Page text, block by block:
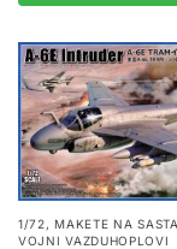
1/72,MAKETE NA
VOJNI VAZDUHOPLOVI